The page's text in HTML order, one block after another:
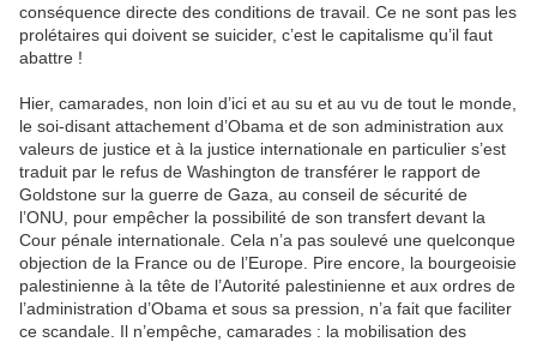
conséquence directe des conditions de travail. Ce ne sont pas les
prolétaires qui doivent se suicider, c’est le capitalisme qu’il faut
abattre !
Hier, camarades, non loin d’ici et au su et au vu de tout le monde,
le soi-disant attachement d’Obama et de son administration aux
valeurs de justice et à la justice internationale en particulier s’est
traduit par le refus de Washington de transférer le rapport de
Goldstone sur la guerre de Gaza, au conseil de sécurité de
l’ONU, pour empêcher la possibilité de son transfert devant la
Cour pénale internationale. Cela n’a pas soulevé une quelconque
objection de la France ou de l’Europe. Pire encore, la bourgeoisie
palestinienne à la tête de l’Autorité palestinienne et aux ordres de
l’administration d’Obama et sous sa pression, n’a fait que faciliter
ce scandale. Il n’empêche, camarades : la mobilisation des